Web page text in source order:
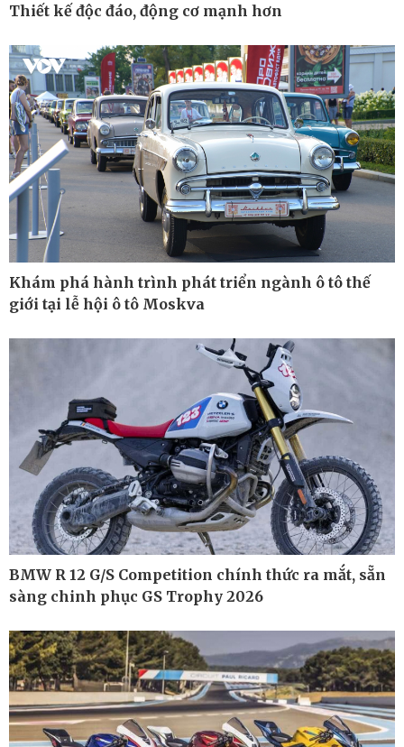
Thế giới
Cuộc sống đó đây
Multimedia
Video
E-Magazine
Infographic
Thiết kế độc đáo, động cơ mạnh hơn
Khám phá hành trình phát triển ngành ô tô thế
giới tại lễ hội ô tô Moskva
BMW R 12 G/S Competition chính thức ra mắt, sẵn
sàng chinh phục GS Trophy 2026